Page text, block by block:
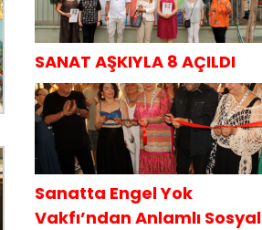
SANAT AŞKIYLA 8 AÇILDI
Sanatta Engel Yok
Vakfı’ndan Anlamlı Sosyal